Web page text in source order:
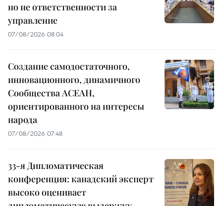
но не ответственности за
управление
07/08/2026 08:04
Создание самодостаточного,
инновационного, динамичного
Сообщества АСЕАН,
ориентированного на интересы
народа
07/08/2026 07:48
33-я Дипломатическая
конференция: канадский эксперт
высоко оценивает